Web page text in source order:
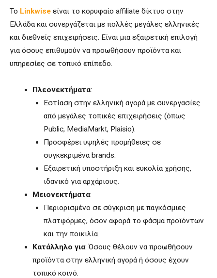
Το Linkwise είναι το κορυφαίο affiliate δίκτυο στην
Ελλάδα και συνεργάζεται με πολλές μεγάλες ελληνικές
και διεθνείς επιχειρήσεις. Είναι μια εξαιρετική επιλογή
για όσους επιθυμούν να προωθήσουν προϊόντα και
υπηρεσίες σε τοπικό επίπεδο.
Πλεονεκτήματα:
Εστίαση στην ελληνική αγορά με συνεργασίες
από μεγάλες τοπικές επιχειρήσεις (όπως
Public, MediaMarkt, Plaisio).
Προσφέρει υψηλές προμήθειες σε
συγκεκριμένα brands.
Εξαιρετική υποστήριξη και ευκολία χρήσης,
ιδανικό για αρχάριους.
Μειονεκτήματα:
Περιορισμένο σε σύγκριση με παγκόσμιες
πλατφόρμες, όσον αφορά το φάσμα προϊόντων
και την ποικιλία.
Κατάλληλο για: Όσους θέλουν να προωθήσουν
προϊόντα στην ελληνική αγορά ή όσους έχουν
τοπικό κοινό.